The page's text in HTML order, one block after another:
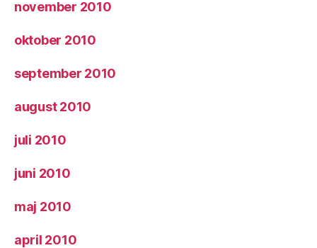
november 2010
oktober 2010
september 2010
august 2010
juli 2010
juni 2010
maj 2010
april 2010